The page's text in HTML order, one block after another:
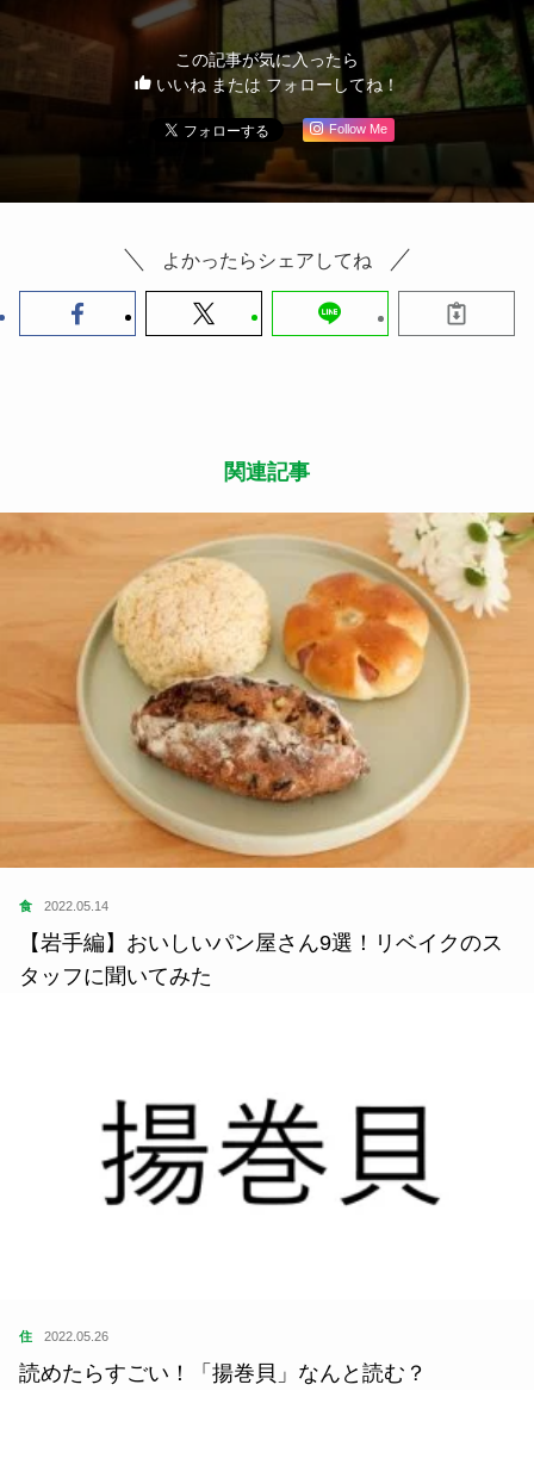
この記事が気に入ったら
いいね または フォローしてね！
Follow Me
よかったらシェアしてね
関連記事
食 2022.05.14
【岩手編】おいしいパン屋さん9選！リベイクのス
タッフに聞いてみた
住 2022.05.26
読めたらすごい！「揚巻貝」なんと読む？